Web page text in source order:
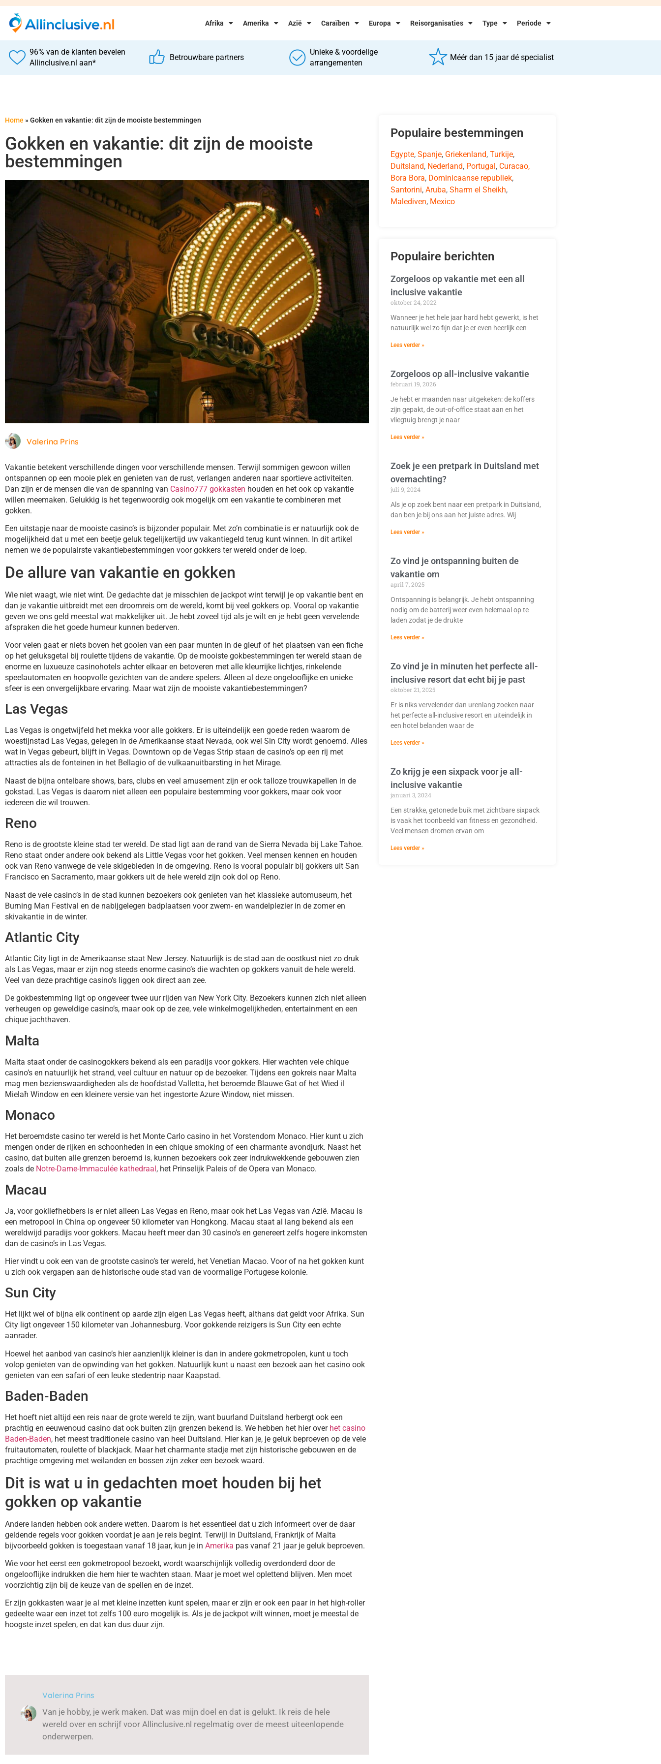
Afrika Amerika Azië Caraïben Europa Reisorganisaties Type Periode
96% van de klanten bevelen
Allinclusive.nl aan*
Betrouwbare partners
Unieke & voordelige
arrangementen
Méér dan 15 jaar dé specialist
Home » Gokken en vakantie: dit zijn de mooiste bestemmingen
Gokken en vakantie: dit zijn de mooiste
bestemmingen
Valerina Prins
Vakantie betekent verschillende dingen voor verschillende mensen. Terwijl sommigen gewoon willen
ontspannen op een mooie plek en genieten van de rust, verlangen anderen naar sportieve activiteiten.
Dan zijn er de mensen die van de spanning van Casino777 gokkasten houden en het ook op vakantie
willen meemaken. Gelukkig is het tegenwoordig ook mogelijk om een vakantie te combineren met
gokken.
Een uitstapje naar de mooiste casino’s is bijzonder populair. Met zo’n combinatie is er natuurlijk ook de
mogelijkheid dat u met een beetje geluk tegelijkertijd uw vakantiegeld terug kunt winnen. In dit artikel
nemen we de populairste vakantiebestemmingen voor gokkers ter wereld onder de loep.
De allure van vakantie en gokken
Wie niet waagt, wie niet wint. De gedachte dat je misschien de jackpot wint terwijl je op vakantie bent en
dan je vakantie uitbreidt met een droomreis om de wereld, komt bij veel gokkers op. Vooral op vakantie
geven we ons geld meestal wat makkelijker uit. Je hebt zoveel tijd als je wilt en je hebt geen vervelende
afspraken die het goede humeur kunnen bederven.
Voor velen gaat er niets boven het gooien van een paar munten in de gleuf of het plaatsen van een fiche
op het geluksgetal bij roulette tijdens de vakantie. Op de mooiste gokbestemmingen ter wereld staan de
enorme en luxueuze casinohotels achter elkaar en betoveren met alle kleurrijke lichtjes, rinkelende
speelautomaten en hoopvolle gezichten van de andere spelers. Alleen al deze ongelooflijke en unieke
sfeer is een onvergelijkbare ervaring. Maar wat zijn de mooiste vakantiebestemmingen?
Las Vegas
Las Vegas is ongetwijfeld het mekka voor alle gokkers. Er is uiteindelijk een goede reden waarom de
woestijnstad Las Vegas, gelegen in de Amerikaanse staat Nevada, ook wel Sin City wordt genoemd. Alles
wat in Vegas gebeurt, blijft in Vegas. Downtown op de Vegas Strip staan de casino’s op een rij met
attracties als de fonteinen in het Bellagio of de vulkaanuitbarsting in het Mirage.
Naast de bijna ontelbare shows, bars, clubs en veel amusement zijn er ook talloze trouwkapellen in de
gokstad. Las Vegas is daarom niet alleen een populaire bestemming voor gokkers, maar ook voor
iedereen die wil trouwen.
Reno
Reno is de grootste kleine stad ter wereld. De stad ligt aan de rand van de Sierra Nevada bij Lake Tahoe.
Reno staat onder andere ook bekend als Little Vegas voor het gokken. Veel mensen kennen en houden
ook van Reno vanwege de vele skigebieden in de omgeving. Reno is vooral populair bij gokkers uit San
Francisco en Sacramento, maar gokkers uit de hele wereld zijn ook dol op Reno.
Naast de vele casino’s in de stad kunnen bezoekers ook genieten van het klassieke automuseum, het
Burning Man Festival en de nabijgelegen badplaatsen voor zwem- en wandelplezier in de zomer en
skivakantie in de winter.
Atlantic City
Atlantic City ligt in de Amerikaanse staat New Jersey. Natuurlijk is de stad aan de oostkust niet zo druk
als Las Vegas, maar er zijn nog steeds enorme casino’s die wachten op gokkers vanuit de hele wereld.
Veel van deze prachtige casino’s liggen ook direct aan zee.
De gokbestemming ligt op ongeveer twee uur rijden van New York City. Bezoekers kunnen zich niet alleen
verheugen op geweldige casino’s, maar ook op de zee, vele winkelmogelijkheden, entertainment en een
chique jachthaven.
Malta
Malta staat onder de casinogokkers bekend als een paradijs voor gokkers. Hier wachten vele chique
casino’s en natuurlijk het strand, veel cultuur en natuur op de bezoeker. Tijdens een gokreis naar Malta
mag men bezienswaardigheden als de hoofdstad Valletta, het beroemde Blauwe Gat of het Wied il
Mielaħ Window en een kleinere versie van het ingestorte Azure Window, niet missen.
Monaco
Het beroemdste casino ter wereld is het Monte Carlo casino in het Vorstendom Monaco. Hier kunt u zich
mengen onder de rijken en schoonheden in een chique smoking of een charmante avondjurk. Naast het
casino, dat buiten alle grenzen beroemd is, kunnen bezoekers ook zeer indrukwekkende gebouwen zien
zoals de Notre-Dame-Immaculée kathedraal , het Prinselijk Paleis of de Opera van Monaco.
Macau
Ja, voor gokliefhebbers is er niet alleen Las Vegas en Reno, maar ook het Las Vegas van Azië. Macau is
een metropool in China op ongeveer 50 kilometer van Hongkong. Macau staat al lang bekend als een
wereldwijd paradijs voor gokkers. Macau heeft meer dan 30 casino’s en genereert zelfs hogere inkomsten
dan de casino’s in Las Vegas.
Hier vindt u ook een van de grootste casino’s ter wereld, het Venetian Macao. Voor of na het gokken kunt
u zich ook vergapen aan de historische oude stad van de voormalige Portugese kolonie.
Sun City
Het lijkt wel of bijna elk continent op aarde zijn eigen Las Vegas heeft, althans dat geldt voor Afrika. Sun
City ligt ongeveer 150 kilometer van Johannesburg. Voor gokkende reizigers is Sun City een echte
aanrader.
Hoewel het aanbod van casino’s hier aanzienlijk kleiner is dan in andere gokmetropolen, kunt u toch
volop genieten van de opwinding van het gokken. Natuurlijk kunt u naast een bezoek aan het casino ook
genieten van een safari of een leuke stedentrip naar Kaapstad.
Baden-Baden
Het hoeft niet altijd een reis naar de grote wereld te zijn, want buurland Duitsland herbergt ook een
prachtig en eeuwenoud casino dat ook buiten zijn grenzen bekend is. We hebben het hier over het casino
Baden-Baden, het meest traditionele casino van heel Duitsland. Hier kan je, je geluk beproeven op de vele
fruitautomaten, roulette of blackjack. Maar het charmante stadje met zijn historische gebouwen en de
prachtige omgeving met weilanden en bossen zijn zeker een bezoek waard.
Dit is wat u in gedachten moet houden bij het
gokken op vakantie
Andere landen hebben ook andere wetten. Daarom is het essentieel dat u zich informeert over de daar
geldende regels voor gokken voordat je aan je reis begint. Terwijl in Duitsland, Frankrijk of Malta
bijvoorbeeld gokken is toegestaan vanaf 18 jaar, kun je in Amerika pas vanaf 21 jaar je geluk beproeven.
Wie voor het eerst een gokmetropool bezoekt, wordt waarschijnlijk volledig overdonderd door de
ongelooflijke indrukken die hem hier te wachten staan. Maar je moet wel oplettend blijven. Men moet
voorzichtig zijn bij de keuze van de spellen en de inzet.
Er zijn gokkasten waar je al met kleine inzetten kunt spelen, maar er zijn er ook een paar in het high-roller
gedeelte waar een inzet tot zelfs 100 euro mogelijk is. Als je de jackpot wilt winnen, moet je meestal de
hoogste inzet spelen, en dat kan dus duur zijn.
Valerina Prins
Van je hobby, je werk maken. Dat was mijn doel en dat is gelukt. Ik reis de hele
wereld over en schrijf voor Allinclusive.nl regelmatig over de meest uiteenlopende
onderwerpen.
Populaire bestemmingen
Egypte, Spanje, Griekenland, Turkije,
Duitsland, Nederland, Portugal , Curacao,
Bora Bora, Dominicaanse republiek,
Santorini, Aruba, Sharm el Sheikh,
Malediven, Mexico
Populaire berichten
Zorgeloos op vakantie met een all
inclusive vakantie
oktober 24, 2022
Wanneer je het hele jaar hard hebt gewerkt, is het
natuurlijk wel zo fijn dat je er even heerlijk een
Lees verder »
Zorgeloos op all-inclusive vakantie
februari 19, 2026
Je hebt er maanden naar uitgekeken: de koffers
zijn gepakt, de out-of-office staat aan en het
vliegtuig brengt je naar
Lees verder »
Zoek je een pretpark in Duitsland met
overnachting?
juli 9, 2024
Als je op zoek bent naar een pretpark in Duitsland,
dan ben je bij ons aan het juiste adres. Wij
Lees verder »
Zo vind je ontspanning buiten de
vakantie om
april 7, 2025
Ontspanning is belangrijk. Je hebt ontspanning
nodig om de batterij weer even helemaal op te
laden zodat je de drukte
Lees verder »
Zo vind je in minuten het perfecte all-
inclusive resort dat echt bij je past
oktober 21, 2025
Er is niks vervelender dan urenlang zoeken naar
het perfecte all-inclusive resort en uiteindelijk in
een hotel belanden waar de
Lees verder »
Zo krijg je een sixpack voor je all-
inclusive vakantie
januari 3, 2024
Een strakke, getonede buik met zichtbare sixpack
is vaak het toonbeeld van fitness en gezondheid.
Veel mensen dromen ervan om
Lees verder »